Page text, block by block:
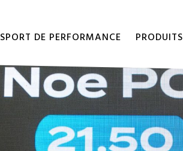
SPORT DE PERFORMANCE PRODUITS